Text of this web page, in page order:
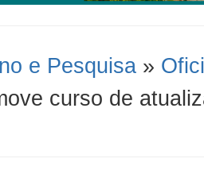
e Pesquisa »
curso de